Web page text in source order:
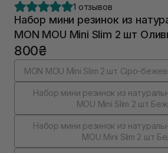
1 отзывов
Набор мини резинок из
MON MOU Mini Slim 2 шт
800₴
MON MOU Mini Slim 2 шт Cіро-
Набор мини резинок из
MOU Mini Slim 2 шт
Набор мини резинок из
MOU Mini Slim 2 шт